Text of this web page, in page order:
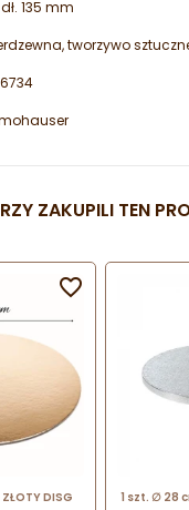
dł. 135 mm
tworzywo
ZAKUPILI TEN
DISG

1 szt. ∅ 28